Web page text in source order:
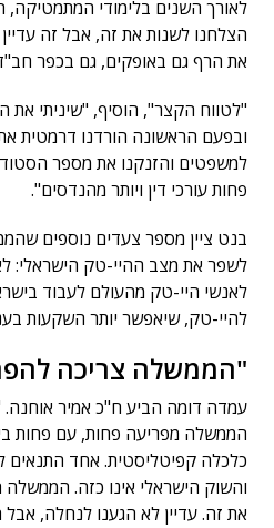
לאורך השנים בלימודי המתמטיקה,
הצלחנו לשנות את זה, אבל זה
את הרף גם באופקים, גם בכפר
"לטווח הקצר", הוסיף, "שיניתי את
ובפעם הראשונה הורדנו דרמטית
למשפטים והזנקנו את מספר
פחות עורכי דין ויותר מהנדסים".
בנט ציין מספר צעדים נוספים
לשפר את מצב ההיי-טק הישראלי:
לאנשי היי-טק מהעולם לעבוד
להיי-טק, שיאפשר יותר השקעות
"הממשלה צריכה
עמדה דומה הביע ח"כ אמיר אוחנה.
הממשלה מפריעה פחות, עם פחות
כלכלה קפיטליסטית. אחד התנאים
והשוק הישראלי אינו כזה. הממשלה
את זה. עדיין לא הגענו לנחלה, אבל